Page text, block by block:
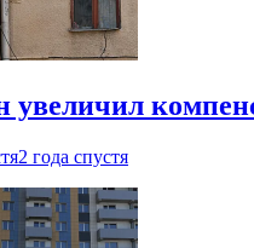
увеличил
2 года спустя